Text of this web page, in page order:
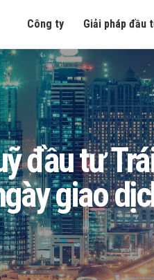
Công ty Giải pháp đầu
đầu tư
giao